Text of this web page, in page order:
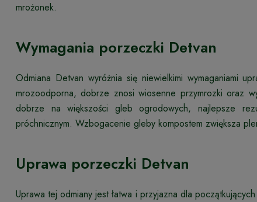
mrożonek.
Wymagania porzeczki Detvan
Odmiana Detvan wyróżnia się niewielkimi wymaganiami
mrozoodporna, dobrze znosi wiosenne przymrozki oraz
dobrze na większości gleb ogrodowych, najlepsze
próchnicznym. Wzbogacenie gleby kompostem zwiększa
Uprawa porzeczki Detvan
Uprawa tej odmiany jest łatwa i przyjazna dla